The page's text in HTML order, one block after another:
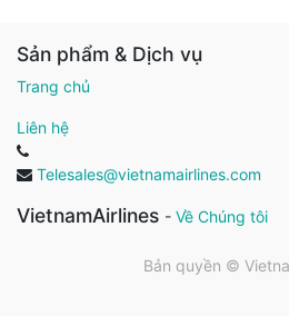
Sản phẩm & Dịch vụ
Trang chủ
Liên hệ
Telesales@vietnamairlines.com
VietnamAirlines - Về Chúng tôi
Bản quyền ©